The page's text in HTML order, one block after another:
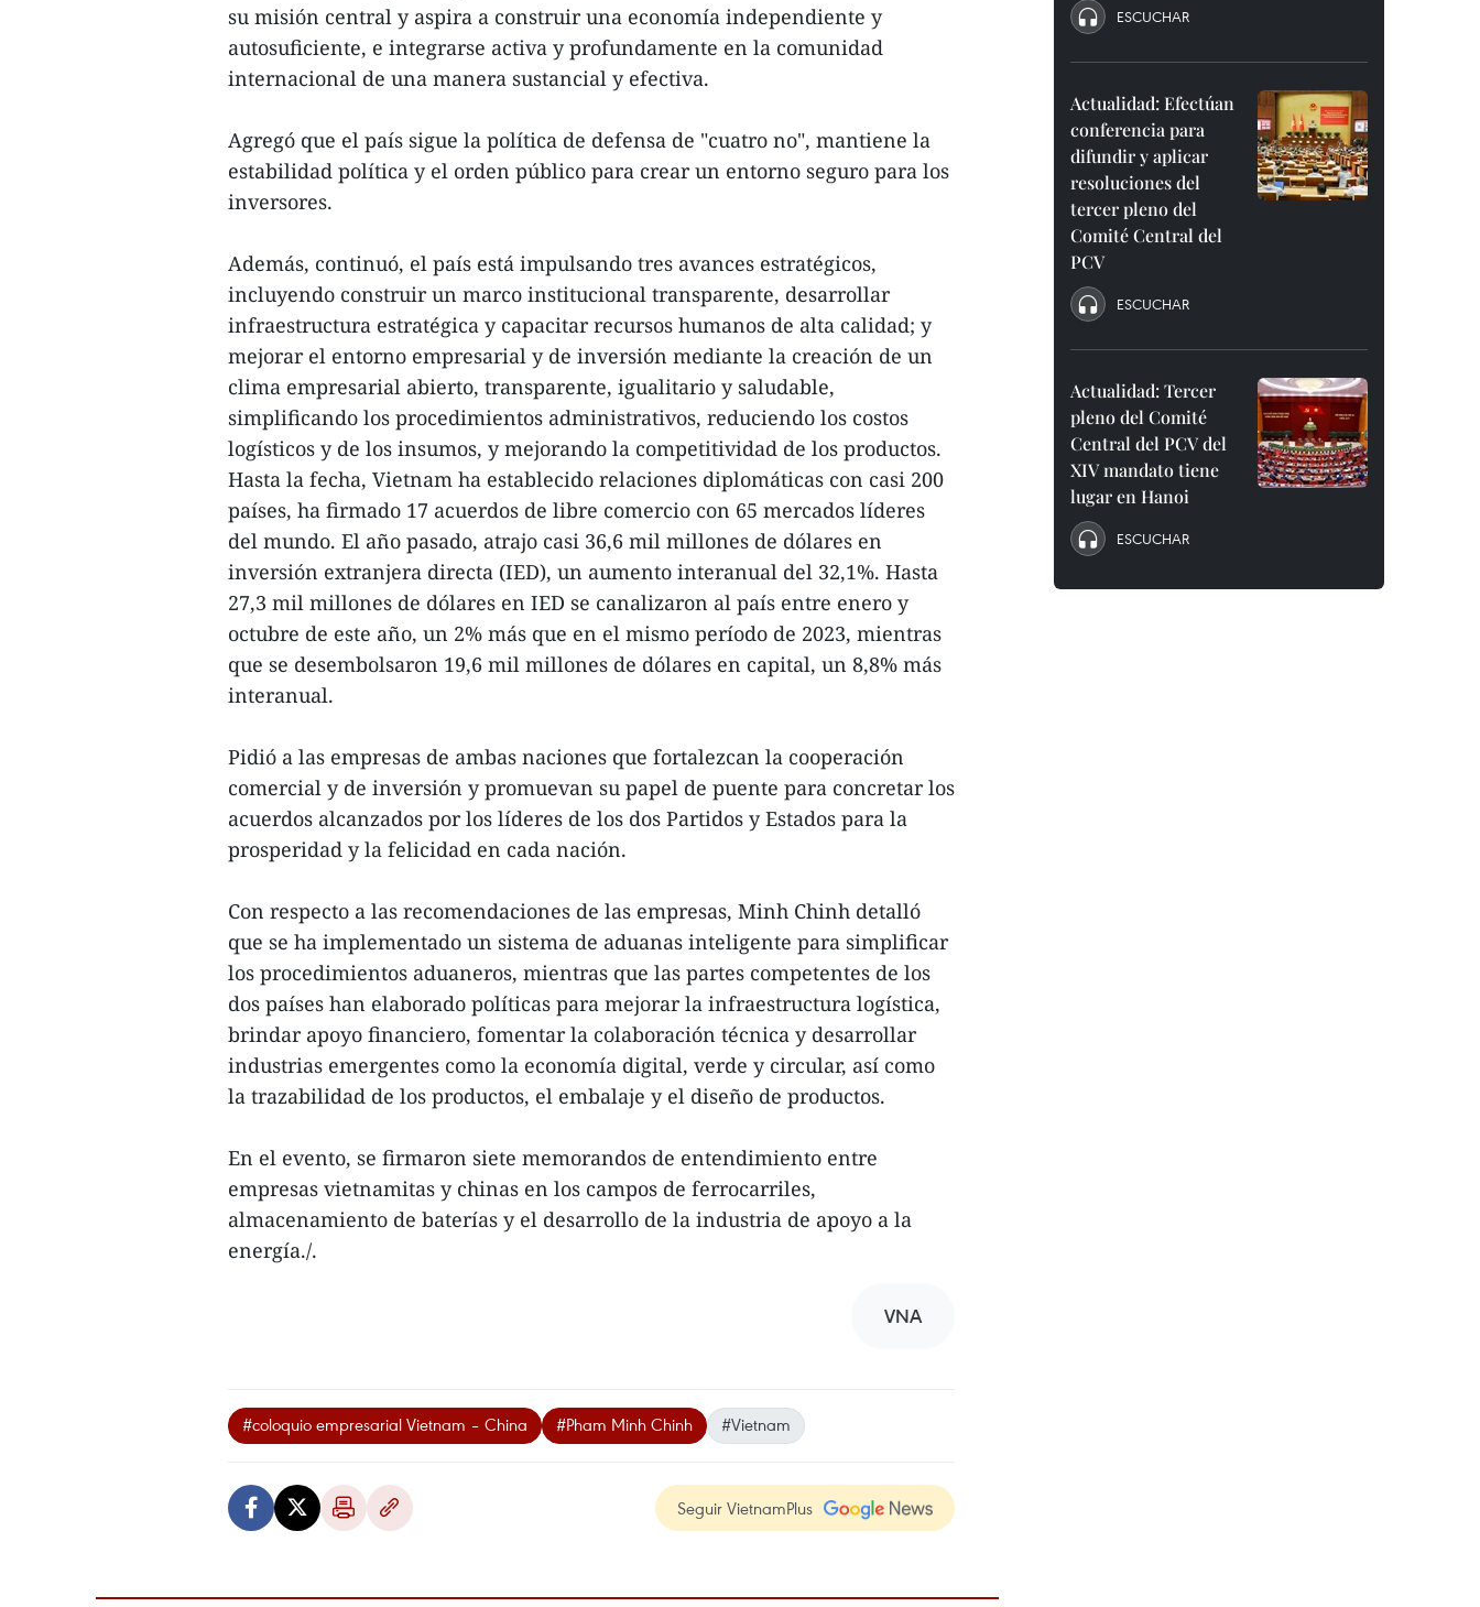
su misión central y aspira a construir una economía independiente y
autosuficiente, e integrarse activa y profundamente en la comunidad
internacional de una manera sustancial y efectiva.
Agregó que el país sigue la política de defensa de "cuatro no", mantiene la
estabilidad política y el orden público para crear un entorno seguro para los
inversores.
Además, continuó, el país está impulsando tres avances estratégicos,
incluyendo construir un marco institucional transparente, desarrollar
infraestructura estratégica y capacitar recursos humanos de alta calidad; y
mejorar el entorno empresarial y de inversión mediante la creación de un
clima empresarial abierto, transparente, igualitario y saludable,
simplificando los procedimientos administrativos, reduciendo los costos
logísticos y de los insumos, y mejorando la competitividad de los productos.
Hasta la fecha, Vietnam ha establecido relaciones diplomáticas con casi 200
países, ha firmado 17 acuerdos de libre comercio con 65 mercados líderes
del mundo. El año pasado, atrajo casi 36,6 mil millones de dólares en
inversión extranjera directa (IED), un aumento interanual del 32,1%. Hasta
27,3 mil millones de dólares en IED se canalizaron al país entre enero y
octubre de este año, un 2% más que en el mismo período de 2023, mientras
que se desembolsaron 19,6 mil millones de dólares en capital, un 8,8% más
interanual.
Pidió a las empresas de ambas naciones que fortalezcan la cooperación
comercial y de inversión y promuevan su papel de puente para concretar los
acuerdos alcanzados por los líderes de los dos Partidos y Estados para la
prosperidad y la felicidad en cada nación.
Con respecto a las recomendaciones de las empresas, Minh Chinh detalló
que se ha implementado un sistema de aduanas inteligente para simplificar
los procedimientos aduaneros, mientras que las partes competentes de los
dos países han elaborado políticas para mejorar la infraestructura logística,
brindar apoyo financiero, fomentar la colaboración técnica y desarrollar
industrias emergentes como la economía digital, verde y circular, así como
la trazabilidad de los productos, el embalaje y el diseño de productos.
En el evento, se firmaron siete memorandos de entendimiento entre
empresas vietnamitas y chinas en los campos de ferrocarriles,
almacenamiento de baterías y el desarrollo de la industria de apoyo a la
energía./.
VNA
#coloquio empresarial Vietnam – China #Pham Minh Chinh #Vietnam
Seguir VietnamPlus
ESCUCHAR
Actualidad: Efectúan
conferencia para
difundir y aplicar
resoluciones del
tercer pleno del
Comité Central del
PCV
ESCUCHAR
Actualidad: Tercer
pleno del Comité
Central del PCV del
XIV mandato tiene
lugar en Hanoi
ESCUCHAR